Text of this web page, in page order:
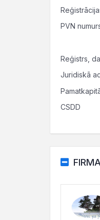
PVN
Reģistrs,
Juridiskā
CSDD